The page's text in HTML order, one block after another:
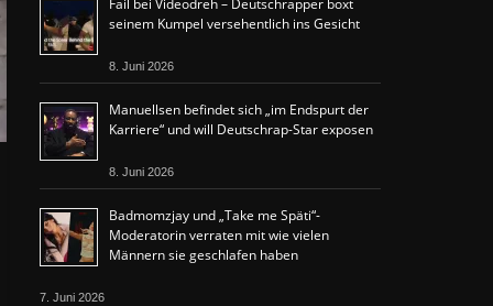
Fail bei Videodreh – Deutschrapper boxt
seinem Kumpel versehentlich ins Gesicht
8. Juni 2026
Manuellsen befindet sich „im Endspurt der
Karriere“ und will Deutschrap-Star exposen
8. Juni 2026
Badmomzjay und „Take me Späti“-
Moderatorin verraten mit wie vielen
Männern sie geschlafen haben
7. Juni 2026